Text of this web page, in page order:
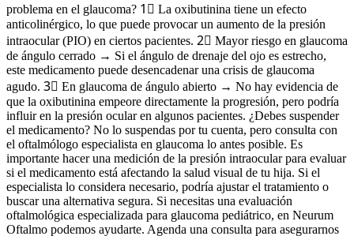
problema en el glaucoma? 1⃣ La oxibutinina tiene un efecto
anticolinérgico, lo que puede provocar un aumento de la presión
intraocular (PIO) en ciertos pacientes. 2⃣ Mayor riesgo en glaucoma
de ángulo cerrado → Si el ángulo de drenaje del ojo es estrecho,
este medicamento puede desencadenar una crisis de glaucoma
agudo. 3⃣ En glaucoma de ángulo abierto → No hay evidencia de
que la oxibutinina empeore directamente la progresión, pero podría
influir en la presión ocular en algunos pacientes. ¿Debes suspender
el medicamento? No lo suspendas por tu cuenta, pero consulta con
el oftalmólogo especialista en glaucoma lo antes posible. Es
importante hacer una medición de la presión intraocular para evaluar
si el medicamento está afectando la salud visual de tu hija. Si el
especialista lo considera necesario, podría ajustar el tratamiento o
buscar una alternativa segura. Si necesitas una evaluación
oftalmológica especializada para glaucoma pediátrico, en Neurum
Oftalmo podemos ayudarte. Agenda una consulta para asegurarnos